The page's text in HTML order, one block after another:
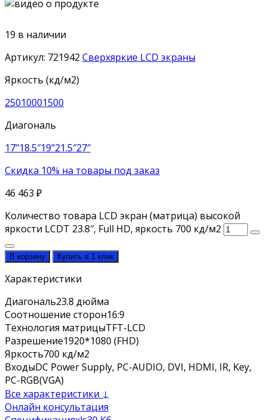
19 в наличии
Артикул: 721942 Сверхяркие LCD экраны
Яркость (кд/м2)
25010001500
Диагональ
17"18.5″19"21.5″27″
Скидка 10% на товары под заказ
46 463 ₽
Количество товара LCD экран (матрица) высокой
яркости LCDT 23.8″, Full HD, яркость 700 кд/м2
В корзину Купить в 1 клик
Характеристики
Диагональ23.8 дюйма
Соотношение сторон16:9
Технология матрицыTFT-LCD
Разрешение1920*1080 (FHD)
Яркость700 кд/м2
ВходыDC Power Supply, PC-AUDIO, DVI, HDMI, IR, Key,
PC-RGB(VGA)
Все характеристики ↓
Онлайн консультация